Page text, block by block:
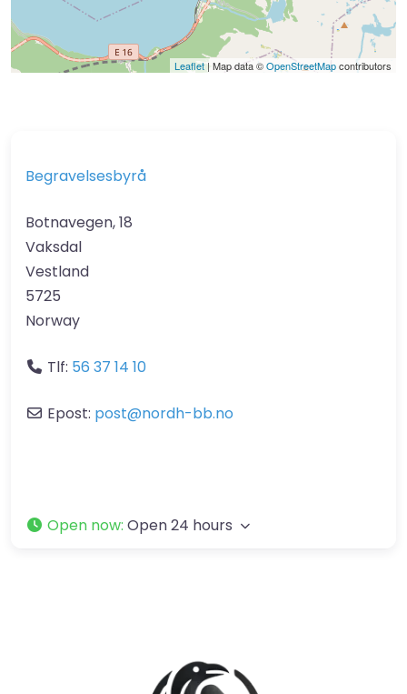
Leaflet | Map data ©OpenStreetMapcontributors
Begravelsesbyrå
Botnavegen, 18
Vaksdal
Vestland
5725
Norway
Tlf: 56 37 14 10
Epost: post@nordh-bb.no
Open now: Open 24 hours